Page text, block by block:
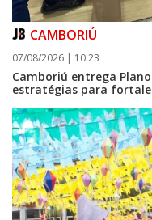
08/08/2026 | 07:00
Setor judicial de
agosto para realização de
CAMBORIÚ
07/08/2026 | 10:23
Camboriú entrega
estratégias para